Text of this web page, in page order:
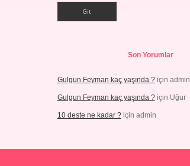
Son Yorumlar
Gulgun Feyman kaç yaşında ?için admin
Gulgun Feyman kaç yaşında ?için Uğur
10 deste ne kadar ?için admin